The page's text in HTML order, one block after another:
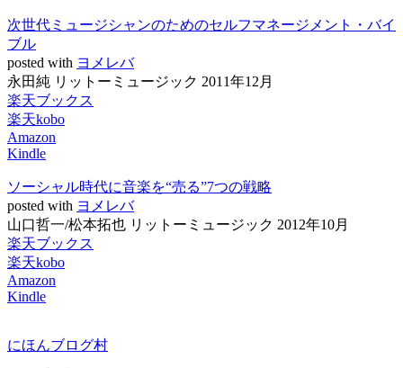
次世代ミュージシャンのためのセルフマネージメント・バイ
ブル
posted with ヨメレバ
永田純 リットーミュージック 2011年12月
楽天ブックス
楽天kobo
Amazon
Kindle
ソーシャル時代に音楽を“売る”7つの戦略
posted with ヨメレバ
山口哲一/松本拓也 リットーミュージック 2012年10月
楽天ブックス
楽天kobo
Amazon
Kindle
にほんブログ村